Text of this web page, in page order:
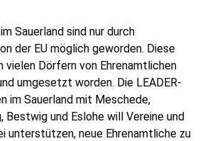
Sauerland sind nur durch
der EU möglich geworden. Diese
vielen Dörfern von Ehrenamtlichen
umgesetzt worden. Die LEADER-
im Sauerland mit Meschede,
Bestwig und Eslohe will Vereine und
unterstützen, neue Ehrenamtliche zu